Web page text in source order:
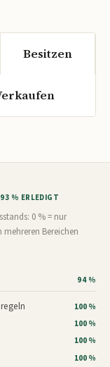
Besitzen
% ERLEDIGT
0 % = nur
Bereichen
94 %
100 %
100 %
100 %
100 %